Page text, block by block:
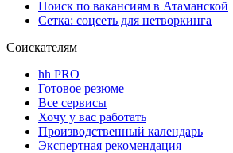
Поиск по вакансиям в Атаманской
Сетка: соцсеть для нетворкинга
Соискателям
hh PRO
Готовое резюме
Все сервисы
Хочу у вас работать
Производственный календарь
Экспертная рекомендация